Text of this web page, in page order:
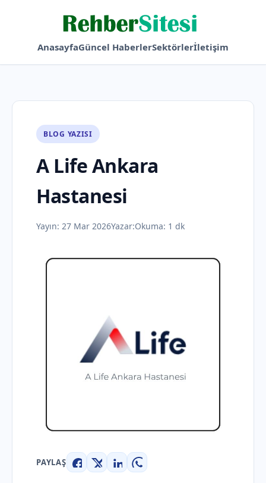
AnasayfaGüncel HaberlerSektörlerİletişim
BLOG YAZISI
A Life Ankara
Hastanesi
Yayın: 27 Mar 2026Yazar:Okuma: 1 dk
PAYLAŞ
Facebook
X LinkedInWhatsApp